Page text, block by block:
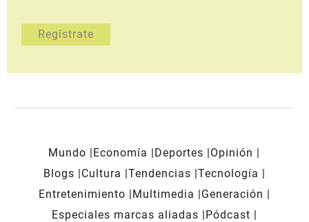
Mundo Economía Deportes
Opinión
Blogs
Cultura Tendencias Tecnología
Entretenimiento
Multimedia
Generación
Especiales marcas aliadas
Pódcast